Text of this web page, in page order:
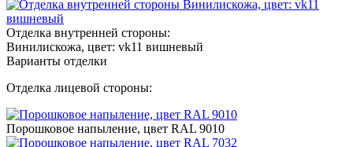
Отделка внутренней стороны:
Винилискожа, цвет: vk11 вишневый
Варианты отделки
Отделка лицевой стороны:
Порошковое напыление, цвет RAL 9010